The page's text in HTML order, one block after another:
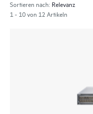
Sortieren nach:
1 - 10 von 12 Artikeln